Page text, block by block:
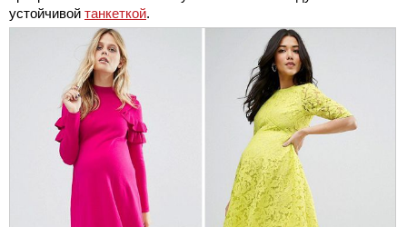
устойчивой танкеткой.